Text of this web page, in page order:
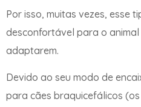
Por isso, muitas vezes, esse
desconfortável para o
adaptarem.
Devido ao seu modo de
para cães braquicefálicos